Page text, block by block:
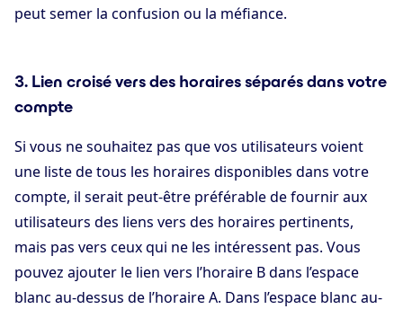
peut semer la confusion ou la méfiance.
3. Lien croisé vers des horaires séparés dans votre
compte
Si vous ne souhaitez pas que vos utilisateurs voient
une liste de tous les horaires disponibles dans votre
compte, il serait peut-être préférable de fournir aux
utilisateurs des liens vers des horaires pertinents,
mais pas vers ceux qui ne les intéressent pas. Vous
pouvez ajouter le lien vers l’horaire B dans l’espace
blanc au-dessus de l’horaire A. Dans l’espace blanc au-